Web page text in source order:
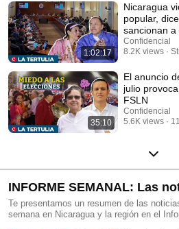
1:02:17
Nicaragua
popular,
sancionan a
Confidencial
8.2K views
35:10
El anuncio
julio
FSLN
Confidencial
5.6K views
INFORME SEMANAL: Las
destacadas de la semana
Te presentamos un resumen de las
semana en Nicaragua y la región en el